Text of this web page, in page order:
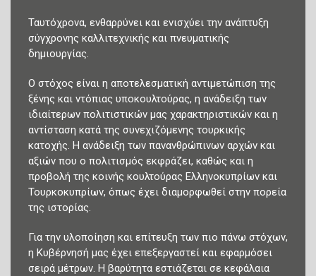
Ταυτόχρονα, ενθαρρύνει και ενισχύει την ανάπτυξη
σύγχρονης καλλιτεχνικής και πνευματικής
δημιουργίας.
Ο στόχος είναι η αποτελεσματική αντιμετώπιση της
ξένης και ντόπιας υποκουλτούρας, η ανάδειξη των
ιδιαίτερων πολιτιστικών μας χαρακτηριστικών και η
αντίσταση κατά της συνεχιζόμενης τουρκικής
κατοχής. Η ανάδειξη των πανανθρώπινων αρχών και
αξιών που ο πολιτισμός εκφράζει, καθώς και η
προβολή της κοινής κουλτούρας Ελληνοκυπρίων και
Τουρκοκυπρίων, όπως έχει διαμορφωθεί στην πορεία
της ιστορίας.
Για την υλοποίηση και επίτευξη των πιο πάνω στόχων,
η Κυβέρνησή μας έχει επεξεργαστεί και εφαρμόσει
σειρά μέτρων. Η βαρύτητα εστιάζεται σε κεφάλαια